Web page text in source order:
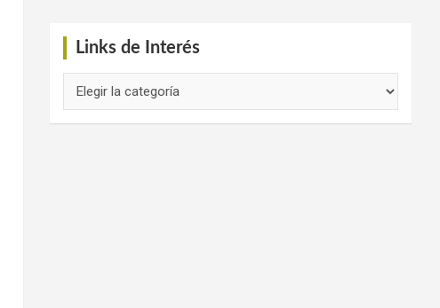
Links de Interés
de